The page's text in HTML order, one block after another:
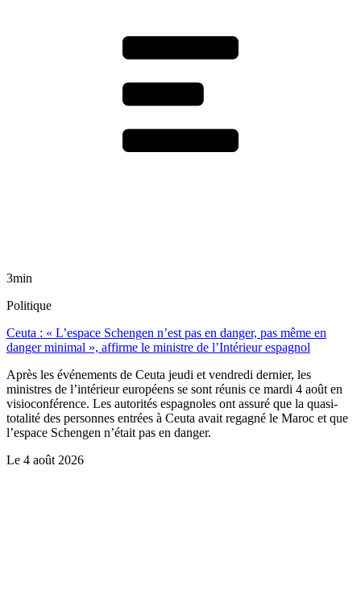
3min
Politique
Ceuta : « L’espace Schengen n’est pas en danger, pas même en
danger minimal », affirme le ministre de l’Intérieur espagnol
Après les événements de Ceuta jeudi et vendredi dernier, les
ministres de l’intérieur européens se sont réunis ce mardi 4 août en
visioconférence. Les autorités espagnoles ont assuré que la quasi-
totalité des personnes entrées à Ceuta avait regagné le Maroc et que
l’espace Schengen n’était pas en danger.
Le 4 août 2026